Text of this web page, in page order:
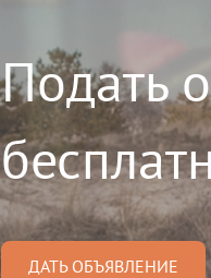
Подать
ДАТЬ ОБЪЯВЛЕНИЕ